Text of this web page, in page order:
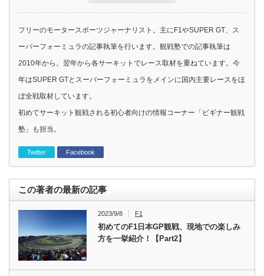
フリーのモータースポーツジャーナリスト。主にF1やSUPER GT、ス
ーパーフォーミュラの記事執筆を行います。観戦塾での記事執筆は
2010年から。翌年から各サーキットでレース取材を重ねています。今
年はSUPER GTとスーパーフォーミュラをメインに国内主要レースをほ
ぼ全戦取材しています。
初めてサーキット観戦される初心者向けの情報コーナー「ビギナー観戦
塾」も担当。
Twitter Facebook
この著者の最新の記事
2023/9/8 F1
初めてのF1日本GP観戦、現地での楽しみ
方を一挙紹介！【Part2】